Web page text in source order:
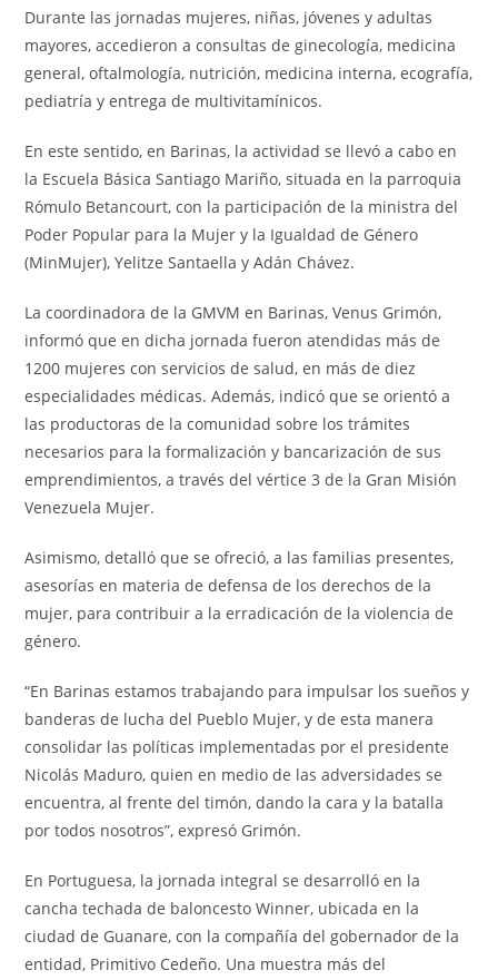
Durante las jornadas mujeres, niñas, jóvenes y adultas
mayores, accedieron a consultas de ginecología, medicina
general, oftalmología, nutrición, medicina interna, ecografía,
pediatría y entrega de multivitamínicos.
En este sentido, en Barinas, la actividad se llevó a cabo en
la Escuela Básica Santiago Mariño, situada en la parroquia
Rómulo Betancourt, con la participación de la ministra del
Poder Popular para la Mujer y la Igualdad de Género
(MinMujer), Yelitze Santaella y Adán Chávez.
La coordinadora de la GMVM en Barinas, Venus Grimón,
informó que en dicha jornada fueron atendidas más de
1200 mujeres con servicios de salud, en más de diez
especialidades médicas. Además, indicó que se orientó a
las productoras de la comunidad sobre los trámites
necesarios para la formalización y bancarización de sus
emprendimientos, a través del vértice 3 de la Gran Misión
Venezuela Mujer.
Asimismo, detalló que se ofreció, a las familias presentes,
asesorías en materia de defensa de los derechos de la
mujer, para contribuir a la erradicación de la violencia de
género.
“En Barinas estamos trabajando para impulsar los sueños y
banderas de lucha del Pueblo Mujer, y de esta manera
consolidar las políticas implementadas por el presidente
Nicolás Maduro, quien en medio de las adversidades se
encuentra, al frente del timón, dando la cara y la batalla
por todos nosotros”, expresó Grimón.
En Portuguesa, la jornada integral se desarrolló en la
cancha techada de baloncesto Winner, ubicada en la
ciudad de Guanare, con la compañía del gobernador de la
entidad, Primitivo Cedeño. Una muestra más del